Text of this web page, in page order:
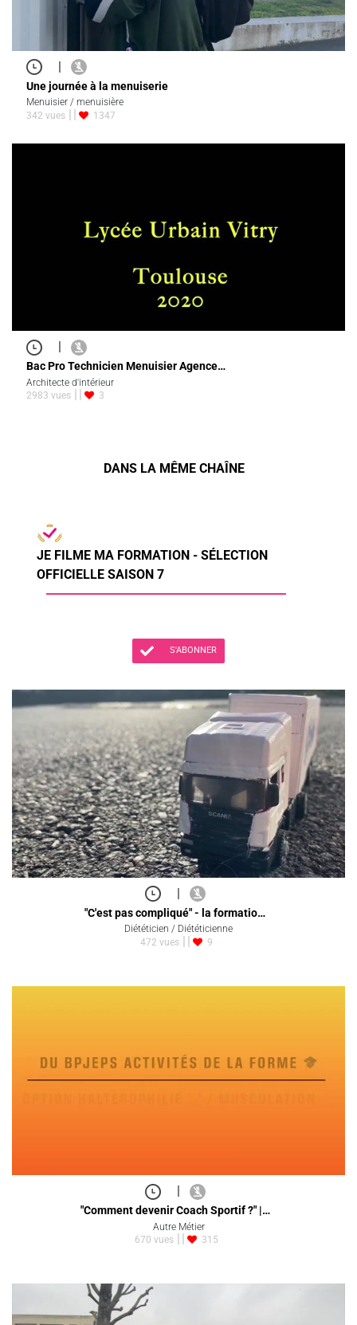
|
Une journée à la menuiserie
Menuisier / menuisière
342 vues
1347
|
Bac Pro Technicien Menuisier Agence…
Architecte d'intérieur
2983 vues
3
DANS LA MÊME CHAÎNE
JE FILME MA FORMATION - SÉLECTION
OFFICIELLE SAISON 7
S'ABONNER
|
"C'est pas compliqué" - la formatio…
Diététicien / Diététicienne
472 vues
9
|
"Comment devenir Coach Sportif ?" |…
Autre Métier
670 vues
315